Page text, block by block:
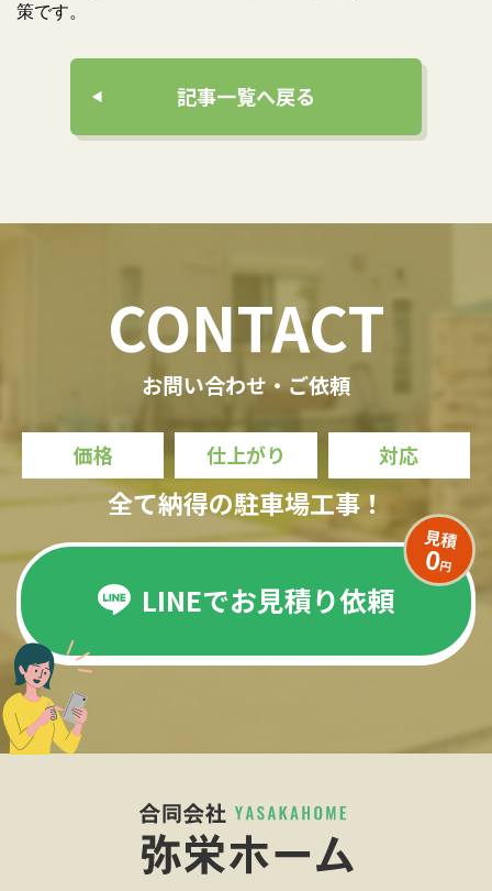
策です。
記事一覧へ戻る
CONTACT
お問い合わせ・ご依頼
価格 仕上がり 対応
全て納得の駐車場工事！
LINEでお見積り依頼